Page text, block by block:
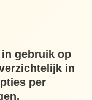
gebruik op
in
per